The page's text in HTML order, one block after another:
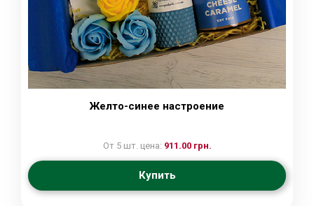
Желто-синее настроение
От 5 шт. цена: 911.00 грн.
Купить